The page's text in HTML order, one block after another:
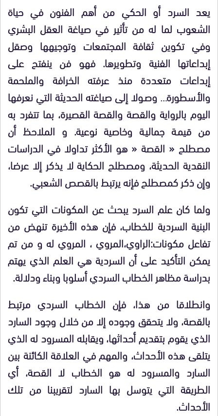
يعد السرد أو الحكي من أهم الفنون في حياة
الشعوب لما له من تأثير في صياغة العقل البشري
وفي تكوين ثقافة المجتمعات وتوجيهها وصقل
إبداعاتها الفنية وتطويرها. فهو فن ينفتح على
إبداعات متعددة منذ عرفته الخرافة والملحمة
والأسطورة… وصـولا إلى صياغته الحديثة التي نعرفها
اليوم بالرواية والقصة والقصة القصيرة، بما تتفرد به
من قيمـة جماليـة وخاصية نوعية. و الملاحظ أن
مصطلح « القصة « هو الأكثر تداولا في الدراسات
النقدية الحديثة، ومصطلح الحكاية لا يذكر إلا عرضا،
وإن ذكر كمصطلح فإنه يرتبط بالقصص الشعبي.
ولما كان علم السرد يبحث عن المكونات التي تكون
البنية السردية للخطاب، فإن هذه الأخيرة تنهض من
تفاعل مكونات:الراوي،المروي ، المروي له و من تم
يمكن التأكيد على أن السردية هي العلم الذي يهتم
بدراسة مظاهر الخطاب السردي أسلوبا وبناء ودلالة.
وانطلاقا من هذا، فإن الخطاب السردي مرتبط
بالقصة، ولا يتحقق وجوده إلا من خلال وجود السارد
الذي يقوم بتقديم أحداثها، ويقابله المسرود له الذي
يتلقى هذه الأحداث، والمهم في العلاقة الكائنة بين
السارد والمسرود له هو الخطاب لا القصة، أي
الطريقة التي يتوسل بها السارد لتقريبنا من تلك
الأحداث.